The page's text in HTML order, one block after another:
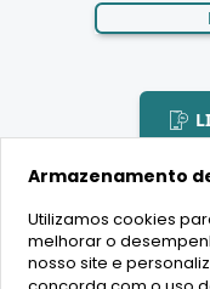
2020 Copyright -
16.630.405/0001-43 -
Armazenamento
Utilizamos cookies
melhorar o
nosso site e